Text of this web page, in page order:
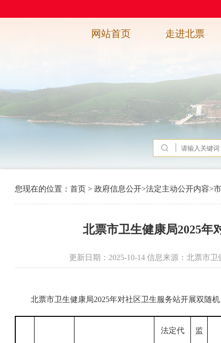
网站首页 走进北票
您现在的位置： 首页 > 政府信息公开>法定主动公开内容>
北票市卫生健康局2025年
更新日期：2025-10-14 信息来源：北票市
北票市卫生健康局2025年对社区卫生服务站开展双随
法定代 监